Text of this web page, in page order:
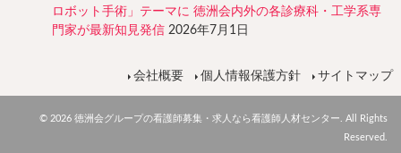
ロボット手術」テーマに 徳洲会内外の各診療科・工学系専
門家が最新知見発信 2026年7月1日
会社概要 個人情報保護方針 サイトマップ
© 2026 徳洲会グループの看護師募集・求人なら看護師人材センター. All Rights
Reserved.